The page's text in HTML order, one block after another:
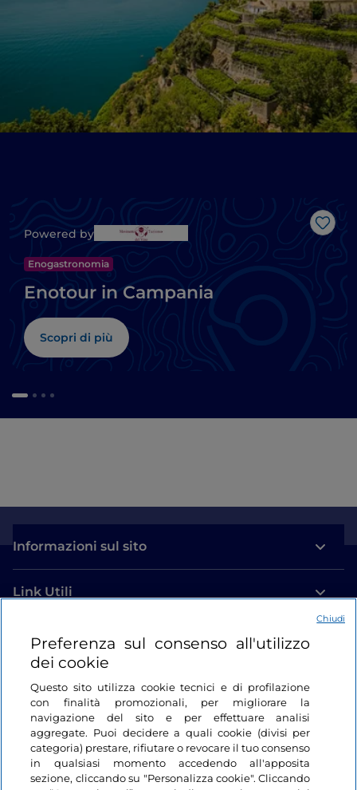
Like
Powered by
Enogastronomia
Enotour in Campania
Scopri di più
Informazioni sul sito
Link Utili
Login
Restiamo in contatto
Preferenza sul consenso all'utilizzo
dei cookie
Questo sito utilizza cookie tecnici e di profilazione
con finalità promozionali, per migliorare la
navigazione del sito e per effettuare analisi
aggregate. Puoi decidere a quali cookie (divisi per
categoria) prestare, rifiutare o revocare il tuo consenso
in qualsiasi momento accedendo all'apposita
sezione, cliccando su "Personalizza cookie". Cliccando
Chiudi